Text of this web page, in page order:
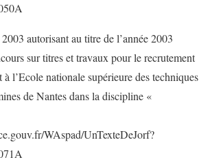
autorisant au titre de l’année 2003
sur titres et travaux pour le recrutement
à l’Ecole nationale supérieure des techniques
de Nantes dans la discipline «
WAspad/UnTexteDeJorf?